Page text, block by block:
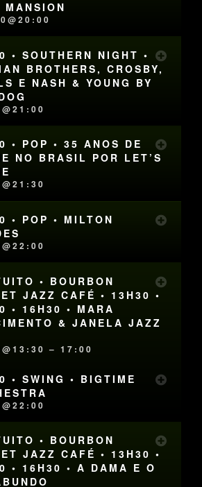
• SOUTHERN NIGHT •
BROTHERS, CROSBY,
E NASH & YOUNG BY
• POP • 35 ANOS DE
NO BRASIL POR LET’S
• POP • MILTON
• BOURBON
JAZZ CAFÉ • 13H30 •
• 16H30 • MARA
& JANELA JAZZ
– 17:00
• SWING • BIGTIME
• BOURBON
JAZZ CAFÉ • 13H30 •
• 16H30 • A DAMA E O